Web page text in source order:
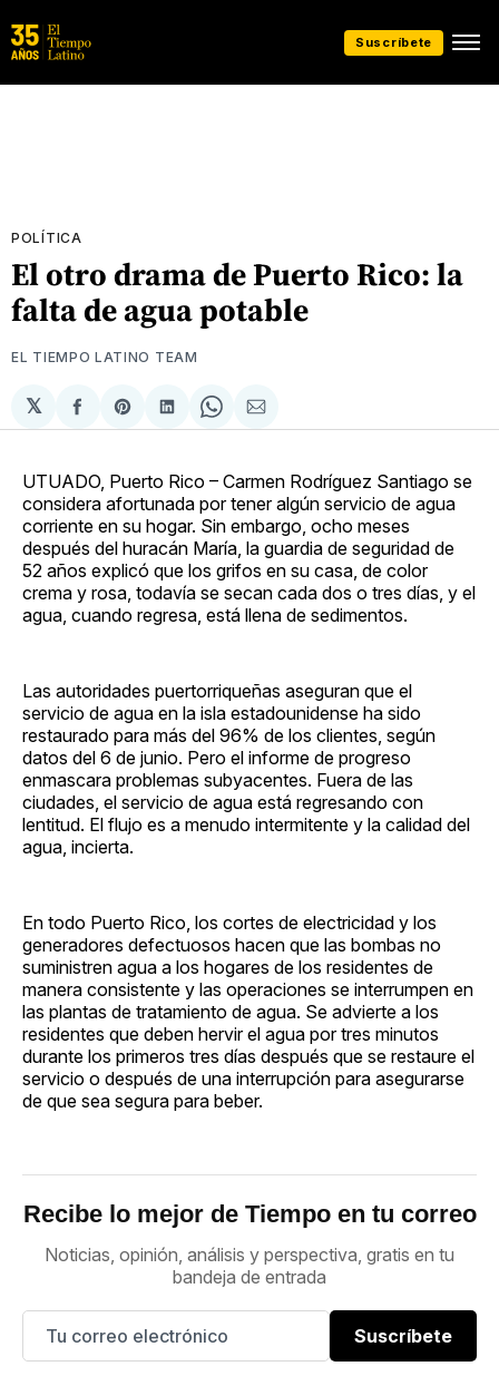
Suscríbete
POLÍTICA
El otro drama de Puerto Rico: la
falta de agua potable
EL TIEMPO LATINO TEAM
𝕏
Compartir
en
Share
on
Compartir
en
Share
on
Compartir
via
UTUADO, Puerto Rico – Carmen Rodríguez Santiago se
considera afortunada por tener algún servicio de agua
corriente en su hogar. Sin embargo, ocho meses
después del huracán María, la guardia de seguridad de
52 años explicó que los grifos en su casa, de color
crema y rosa, todavía se secan cada dos o tres días, y el
agua, cuando regresa, está llena de sedimentos.
Las autoridades puertorriqueñas aseguran que el
servicio de agua en la isla estadounidense ha sido
restaurado para más del 96% de los clientes, según
datos del 6 de junio. Pero el informe de progreso
enmascara problemas subyacentes. Fuera de las
ciudades, el servicio de agua está regresando con
lentitud. El flujo es a menudo intermitente y la calidad del
agua, incierta.
En todo Puerto Rico, los cortes de electricidad y los
generadores defectuosos hacen que las bombas no
suministren agua a los hogares de los residentes de
manera consistente y las operaciones se interrumpen en
las plantas de tratamiento de agua. Se advierte a los
residentes que deben hervir el agua por tres minutos
durante los primeros tres días después que se restaure el
servicio o después de una interrupción para asegurarse
de que sea segura para beber.
Recibe lo mejor de Tiempo en tu correo
Noticias, opinión, análisis y perspectiva, gratis en tu
bandeja de entrada
Suscríbete